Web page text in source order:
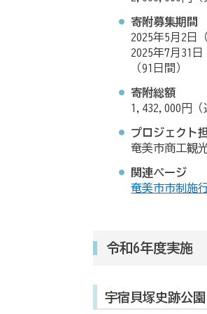
寄附募集期間
2025年5月2日
2025年7月31
（91日間）
寄附総額
1,432,000円（
プロジェクト
奄美市商工観
関連ページ
奄美市市制施
令和6年度実施
宇宿貝塚史跡公